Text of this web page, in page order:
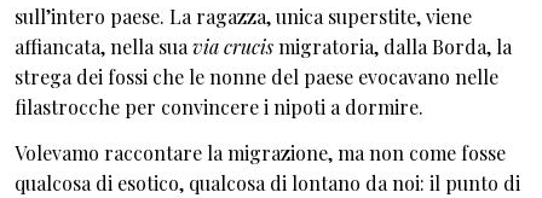
sull’intero paese. La ragazza, unica superstite, viene
affiancata, nella sua via crucismigratoria, dalla Borda, la
strega dei fossi che le nonne del paese evocavano nelle
filastrocche per convincere i nipoti a dormire.
Volevamo raccontare la migrazione, ma non come fosse
qualcosa di esotico, qualcosa di lontano da noi: il punto di